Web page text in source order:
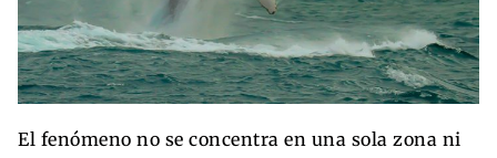
El fenómeno no se concentra en una sola zona ni